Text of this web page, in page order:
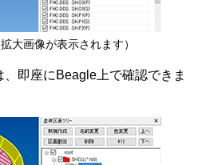
大画像が表示されます）
即座にBeagle上で確認できま